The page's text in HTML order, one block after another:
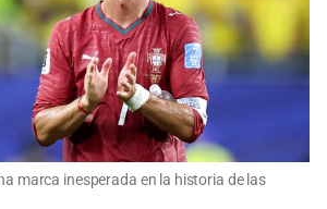
marca inesperada en la historia de las